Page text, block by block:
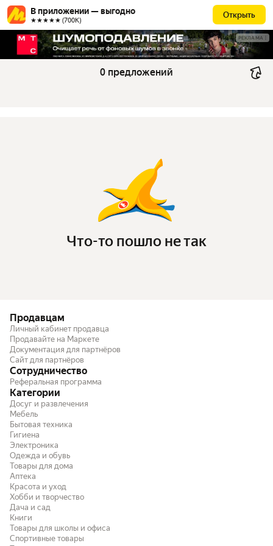
В приложении — выгодно
★★★★★ (700К)
Открыть
РЕКЛАМА
0 предложений
Что-то пошло не так
Продавцам
Личный кабинет продавца
Продавайте на Маркете
Документация для партнёров
Сайт для партнёров
Сотрудничество
Реферальная программа
Категории
Досуг и развлечения
Мебель
Бытовая техника
Гигиена
Электроника
Одежда и обувь
Товары для дома
Аптека
Красота и уход
Хобби и творчество
Дача и сад
Книги
Товары для школы и офиса
Спортивные товары